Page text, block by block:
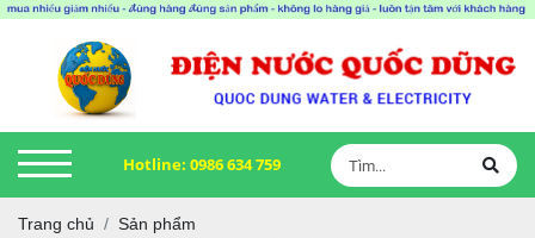
Hotline: 0986 634 759
Trang chủ
Sản phẩm